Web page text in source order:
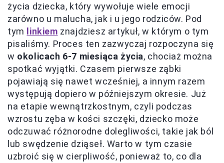
życia dziecka, który wywołuje wiele emocji
zarówno u malucha, jak i u jego rodziców. Pod
tym
linkiem znajdziesz artykuł, w którym o tym
pisaliśmy. Proces ten zazwyczaj rozpoczyna się
w okolicach 6-7 miesiąca życia, chociaż można
spotkać wyjątki. Czasem pierwsze ząbki
pojawiają się nawet wcześniej, a innym razem
występują dopiero w późniejszym okresie. Już
na etapie wewnątrzkostnym, czyli podczas
wzrostu zęba w kości szczęki, dziecko może
odczuwać różnorodne dolegliwości, takie jak ból
lub swędzenie dziąseł. Warto w tym czasie
uzbroić się w cierpliwość, ponieważ to, co dla